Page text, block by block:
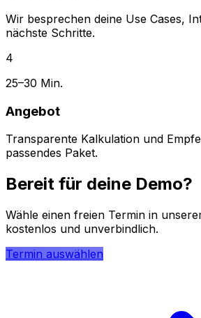
Wir besprechen deine Use Cases,
nächste Schritte.
4
25–30 Min.
Angebot
Transparente Kalkulation und
passendes Paket.
Bereit für deine Demo?
Wähle einen freien Termin in
kostenlos und unverbindlich.
Termin auswählen